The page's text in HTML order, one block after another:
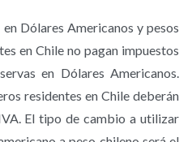
Dólares Americanos y pesos
en Chile no pagan impuestos
en Dólares Americanos.
residentes en Chile deberán
El tipo de cambio a utilizar